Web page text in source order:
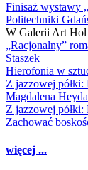
Finisaż wystawy
Politechniki
W Galerii Art Hol
„Racjonalny”
Staszek
Hierofonia w
Z jazzowej
Magdalena
Z jazzowej
Zachować
więcej ...